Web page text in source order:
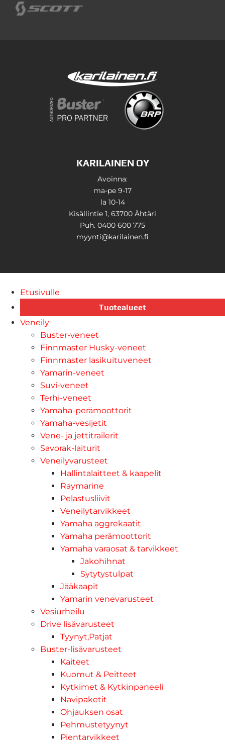
KARILAINEN OY
Avoinna:
ma-pe 9-17
la 10-14
Kisällintie 1, 63700 Ähtäri
Puh. 0400 600 775
myynti@karilainen.fi
Etusivulle
Tuotealueet
Veneily
Buster-veneet
Finnmaster Husky-veneet
Finnmaster lasikuituveneet
Yamarin-veneet
Suvi-veneet
Terhi-veneet
Yamaha-perämoottorit
Yamaha-vesijetit
Vene- ja jettitrailerit
Savorak-laiturit
Veneilyvarusteet
Hallintalaitteet & kaapelit
Raymarine
Pelastusliivit
Veneilytarvikkeet
Yamaha aggrekaatit
Yamaha perämoottorit
Yamaha varaosat & tarvikkeet
Jakohihnat
Sytytystulpat
Jääkaapit
Yamarin venevarusteet
Vesiurheilu
Drive lisävarusteet
Tyynyt,Patjat
Buster-lisävarusteet
Kaiteet
Kuomut & Peitteet
Kytkimet & Kytkinpaneeli
Navipaketit
Ohjauksen osat
Pehmustetyynyt
Pientarvikkeet